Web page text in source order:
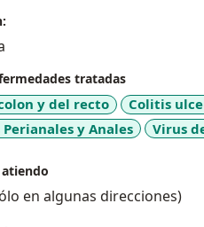
quirúrgico de
trastornos del
Dr. González se centra en
uno de sus pacientes,
Es muy consciente de la
pacientes.
tratadas
y del recto Colitis
y Anales
Virus
en algunas direcciones)